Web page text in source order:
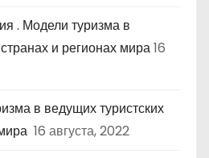
. Модели туризма в
и регионах мира16
в ведущих туристских
16 августа, 2022